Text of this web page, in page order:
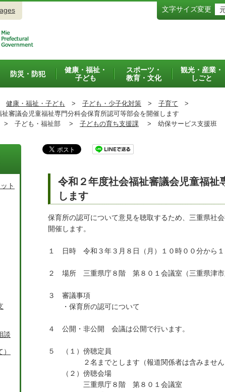
文字サイズ変更
防災・防犯
健康・福祉・
子ども
スポーツ・
教育・文化
観光・産業・
しごと
健康・福祉・子ども > 子ども・少子化対策 > 子育て >
審議会児童福祉専門分科会保育所認可等部会を開催します
> 子ども・福祉部 > 子どもの育ち支援課 > 幼保サービス支援班
令和２年度社会福祉審議会児童福
します
保育所の認可について意見を聴取するため、三重県社
開催します。
１ 日時 令和３年３月８日（月）１０時００分から１
２ 場所 三重県庁８階 第８０１会議室（三重県津市
３ 審議事項
・保育所の認可について
４ 公開・非公開 会議は公開で行います。
５ （１）傍聴定員
２名までとします（報道関係者は含みません
（２）傍聴会場
三重県庁８階 第８０１会議室
ト
談